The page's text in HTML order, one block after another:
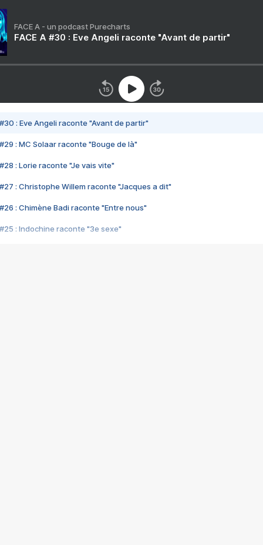
FACE A - un podcast Purecharts
FACE A #30 : Eve Angeli raconte "Avant de partir"
#30 : Eve Angeli raconte "Avant de partir"
#29 : MC Solaar raconte "Bouge de là"
#28 : Lorie raconte "Je vais vite"
#27 : Christophe Willem raconte "Jacques a dit"
#26 : Chimène Badi raconte "Entre nous"
#25 : Indochine raconte "3e sexe"